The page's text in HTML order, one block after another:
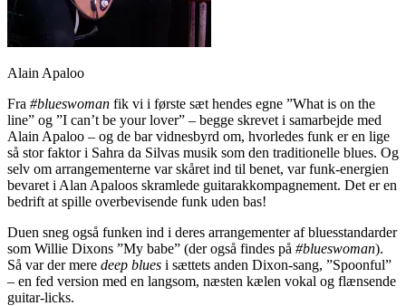
Alain Apaloo
Fra #blueswoman fik vi i første sæt hendes egne ”What is on the
line” og ”I can’t be your lover” – begge skrevet i samarbejde med
Alain Apaloo – og de bar vidnesbyrd om, hvorledes funk er en lige
så stor faktor i Sahra da Silvas musik som den traditionelle blues. Og
selv om arrangementerne var skåret ind til benet, var funk-energien
bevaret i Alan Apaloos skramlede guitarakkompagnement. Det er en
bedrift at spille overbevisende funk uden bas!
Duen sneg også funken ind i deres arrangementer af bluesstandarder
som Willie Dixons ”My babe” (der også findes på #blueswoman).
Så var der mere deep blues i sættets anden Dixon-sang, ”Spoonful”
– en fed version med en langsom, næsten kælen vokal og flænsende
guitar-licks.